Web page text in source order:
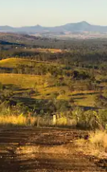
para cima e